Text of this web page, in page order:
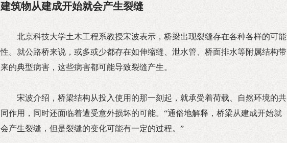
建筑物从建成开始就会产生裂缝
北京科技大学土木工程系教授宋波表示，桥梁出现裂缝存在各种各样的可能
性。就公路桥来说，或多或少都存在如伸缩缝、泄水管、桥面排水等附属结构带
来的典型病害，这些病害都可能导致裂缝产生。
宋波介绍，桥梁结构从投入使用的那一刻起，就承受着荷载、自然环境的共
同作用，同时还面临着遭受意外损坏的可能。“通俗地解释，桥梁从建成开始就
会产生裂缝，但是裂缝的变化可能有一定的过程。”